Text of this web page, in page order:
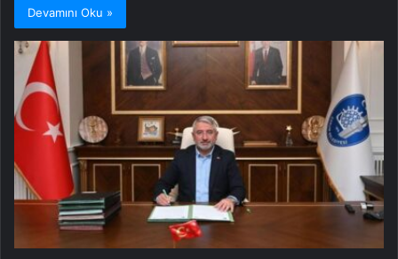
Devamını Oku »